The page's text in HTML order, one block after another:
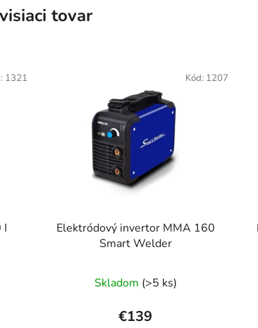
tovar
I
1321
Elektródový invertor MMA 160
Smart Welder
hodnotenie
produktu
Skladom (>5 ks)
€139
Kód: 1207